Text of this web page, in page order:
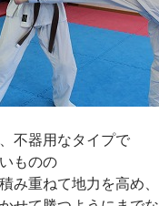
不器用なタイプで
ものの
み重ねて地力を高め、